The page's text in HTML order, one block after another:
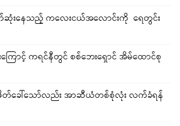
က်ဆုံးနေသည့် ကလေးငယ်အလောင်းကို ရေတွင်း
ကြောင့် ကရင်နီတွင် စစ်ဘေးရှောင် အိမ်ထောင်စု
ခေါ်သော်လည်း အာဆီယံတစ်စုံလုံး လက်ခံရန်